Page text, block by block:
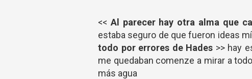
<< Al parecer hay otra alma que
estaba seguro de que fueron ideas
todo por errores de Hades >> hay
me quedaban comenze a mirar a
más agua